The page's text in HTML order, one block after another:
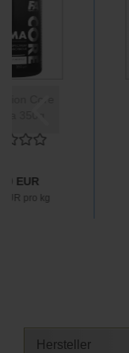
EUR
pro kg
Hersteller